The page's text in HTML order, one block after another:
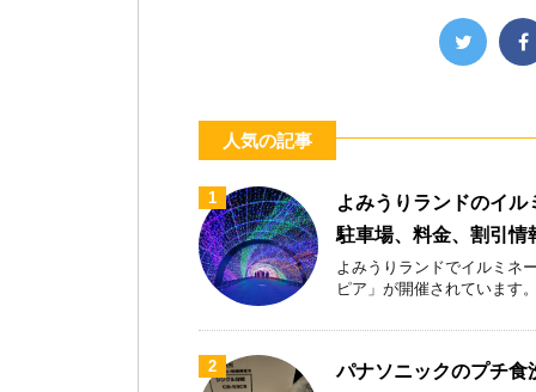
人気の記事
1
よみうりランドのイ
駐車場、料金、割引情
よみうりランドでイルミネ
ピア」が開催されています
2
パナソニックのプチ